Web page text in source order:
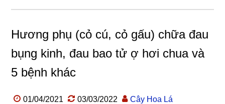
Hương phụ (cỏ cú, cỏ gấu) chữa đau
bụng kinh, đau bao tử ợ hơi chua và
5 bệnh khác
01/04/2021 03/03/2022 Cây Hoa Lá